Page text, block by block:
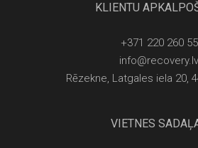
KLIENTU
+371 220 260 55
info@recovery.lv
Rēzekne, Latgales iela 20,
VIETNES